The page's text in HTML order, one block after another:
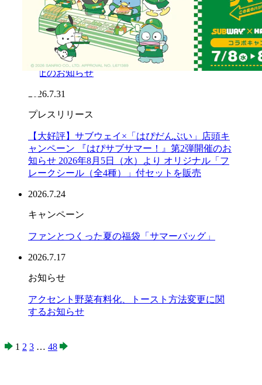
2026.8.7
お知らせ
「令和8年熊本地震」の影響による一部店舗営業
休止のお知らせ
2026.7.31
プレスリリース
【大好評】サブウェイ×「はぴだんぶい」店頭キ
ャンペーン 『はぴサブサマー！』第2弾開催のお
知らせ 2026年8月5日（水）より オリジナル「フ
レークシール（全4種）」付セットを販売
2026.7.24
キャンペーン
ファンとつくった夏の福袋「サマーバッグ」
2026.7.17
お知らせ
アクセント野菜有料化、トースト方法変更に関
するお知らせ
1 2 3 … 48